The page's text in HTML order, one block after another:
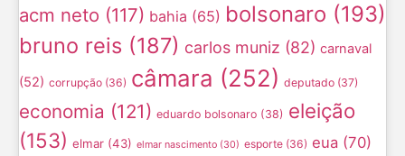
acm neto (117) bahia (65) bolsonaro (193)
bruno reis (187) carlos muniz (82) carnaval
(52) corrupção (36) câmara (252) deputado (37)
economia (121) eduardo bolsonaro (38) eleição
(153) elmar (43) elmar nascimento (30) esporte (36) eua (70)